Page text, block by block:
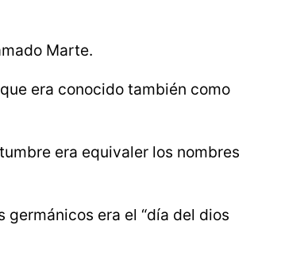
Marte.
era conocido también como
era equivaler los nombres
era el “día del dios